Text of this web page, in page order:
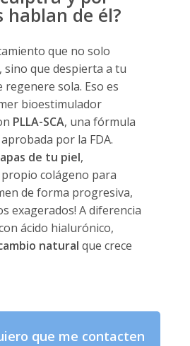
hablan de él?
que no solo
sino que despierta a tu
regenere sola. Eso es
bioestimulador
PLLA-SCA, una fórmula
por la FDA.
de tu piel,
colágeno para
de forma progresiva,
exagerados! A diferencia
ácido hialurónico,
natural que crece
que me contacten